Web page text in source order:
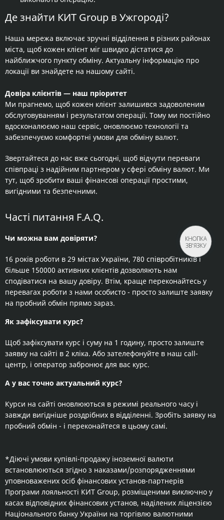
Де знайти КИТ Group в Ужгороді?
Наша мережа включає зручні відділення в різних районах
міста, щоб кожен клієнт міг швидко дістатися до
найближчого пункту обміну. Актуальну інформацію про
локації ви знайдете на нашому сайті.
Довіра клієнтів — наш пріоритет
Ми прагнемо, щоб кожен клієнт залишився задоволеним
обслуговуванням і результатом операції. Тому ми постійно
вдосконалюємо наш сервіс, оновлюємо технології та
забезпечуємо комфортні умови для обміну валют.
Звертайтеся до нас вже сьогодні, щоб відчути переваги
співпраці з надійним партнером у сфері обміну валют. Ми
тут, щоб зробити ваші фінансові операції простими,
вигідними та безпечними.
Часті питання F.A.Q.
Чи можна вам довіряти?
16 років роботи в 29 містах України, 780 співробітників і
більше 150000 активних клієнтів дозволяють нам
сподіватися на вашу довіру. Втім, краще переконайтесь у
перевагах роботи з нами особисто - просто залиште заявку
на пробний обмін прямо зараз.
Як зафіксувати курс?
Щоб зафіксувати курс і суму на 1 годину, просто залиште
заявку на сайті в 2 кліка. Або зателефонуйте в наш call-
центр, і оператор забронює для вас курс.
А у вас точно актуальний курс?
Курси на сайті оновлюються в режимі реального часу і
завжди вигідніше роздрібних в відділенні. Зробіть заявку на
пробний обмін - і переконайтеся в цьому самі.
*Діючі умови купівлі-продажу іноземної валюти
встановлюються згідно з наказами/розпорядженнями
уповноважених осіб фінансових установ-партнерів
Програми лояльності КИТ Group, розміщеними виключно у
касах відповідних фінансових установ, наділених ліцензією
Національного банку України на торгівлю валютними
КНОПКА
ЗВ'ЯЗКУ